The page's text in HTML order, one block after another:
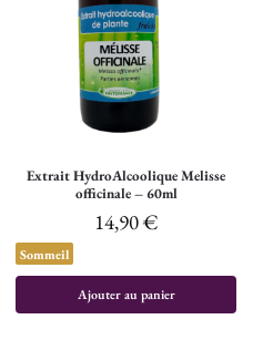
Extrait HydroAlcoolique Melisse
officinale – 60ml
14,90€
Sommeil
Ajouter au panier